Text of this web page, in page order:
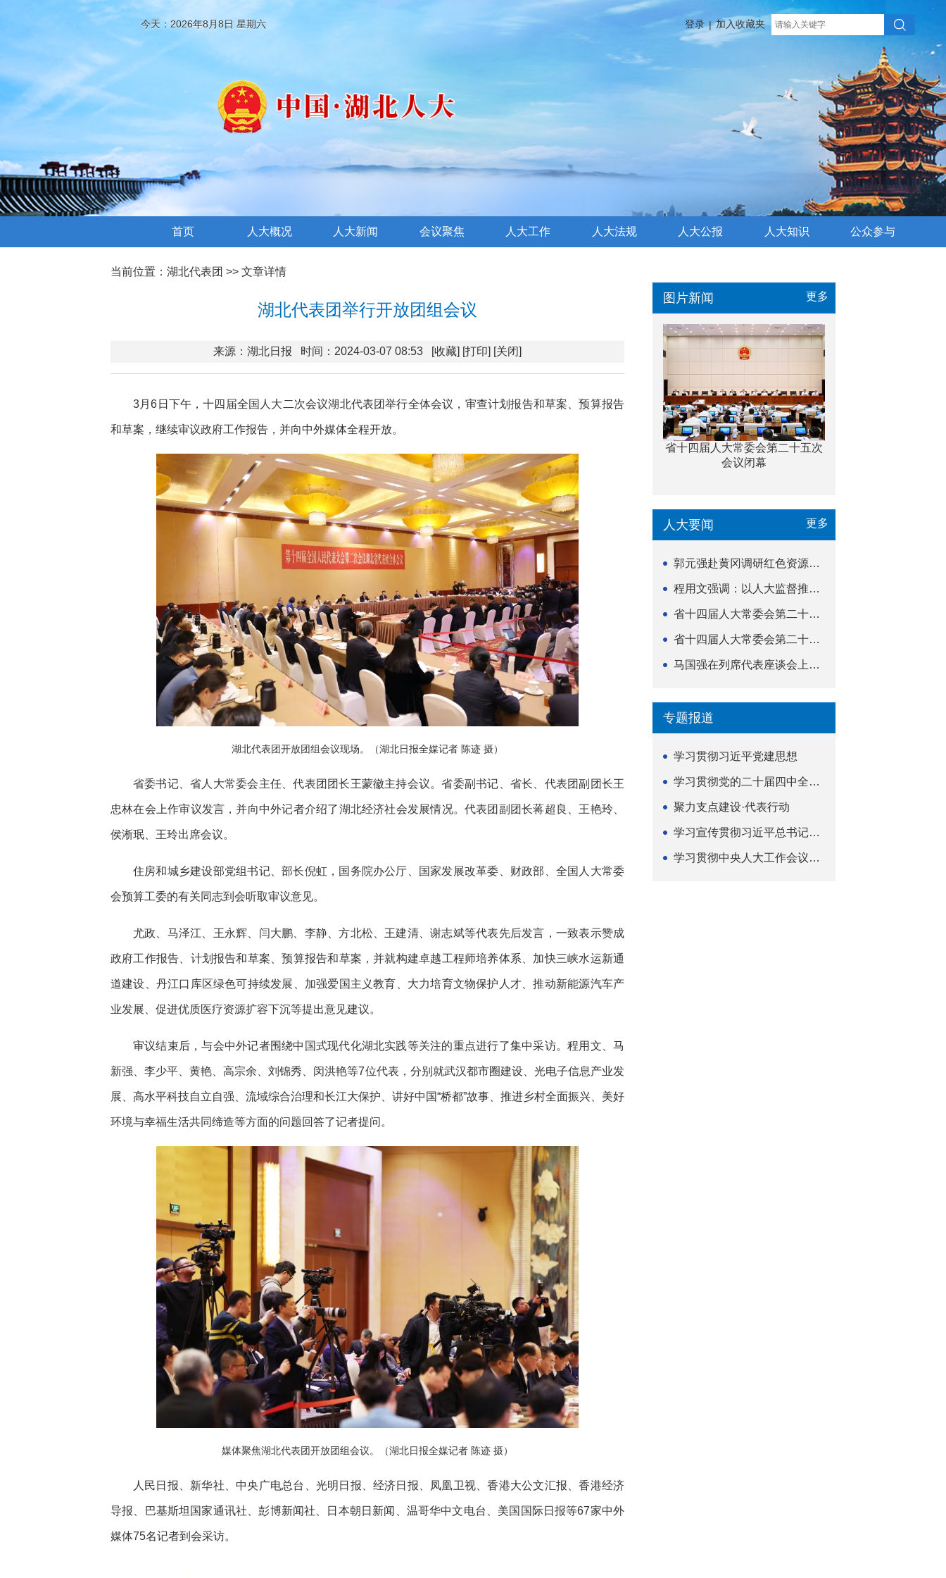
今天：2026年8月8日 星期六 登录 | 加入收藏夹
首页 人大概况 人大新闻 会议聚焦 人大工作 人大法规 人大公报 人大知识 公众参与
当前位置： 湖北代表团 >> 文章详情
湖北代表团举行开放团组会议
来源：湖北日报 时间：2024-03-07 08:53 [收藏] [打印] [关闭]
3月6日下午，十四届全国人大二次会议湖北代表团举行全体会议，审查计划报告和草案、预算报告
和草案，继续审议政府工作报告，并向中外媒体全程开放。
湖北代表团开放团组会议现场。（湖北日报全媒记者 陈迹 摄）
省委书记、省人大常委会主任、代表团团长王蒙徽主持会议。省委副书记、省长、代表团副团长王
忠林在会上作审议发言，并向中外记者介绍了湖北经济社会发展情况。代表团副团长蒋超良、王艳玲、
侯淅珉、王玲出席会议。
住房和城乡建设部党组书记、部长倪虹，国务院办公厅、国家发展改革委、财政部、全国人大常委
会预算工委的有关同志到会听取审议意见。
尤政、马泽江、王永辉、闫大鹏、李静、方北松、王建清、谢志斌等代表先后发言，一致表示赞成
政府工作报告、计划报告和草案、预算报告和草案，并就构建卓越工程师培养体系、加快三峡水运新通
道建设、丹江口库区绿色可持续发展、加强爱国主义教育、大力培育文物保护人才、推动新能源汽车产
业发展、促进优质医疗资源扩容下沉等提出意见建议。
审议结束后，与会中外记者围绕中国式现代化湖北实践等关注的重点进行了集中采访。程用文、马
新强、李少平、黄艳、高宗余、刘锦秀、闵洪艳等7位代表，分别就武汉都市圈建设、光电子信息产业发
展、高水平科技自立自强、流域综合治理和长江大保护、讲好中国“桥都”故事、推进乡村全面振兴、美好
环境与幸福生活共同缔造等方面的问题回答了记者提问。
媒体聚焦湖北代表团开放团组会议。（湖北日报全媒记者 陈迹 摄）
人民日报、新华社、中央广电总台、光明日报、经济日报、凤凰卫视、香港大公文汇报、香港经济
导报、巴基斯坦国家通讯社、彭博新闻社、日本朝日新闻、温哥华中文电台、美国国际日报等67家中外
媒体75名记者到会采访。
图片新闻 更多
省十四届人大常委会第二十五次
会议闭幕
人大要闻 更多
郭元强赴黄冈调研红色资源保护传承立法等工作
程用文强调：以人大监督推动科技金融高质量发展
省十四届人大常委会第二十五次会议闭幕
省十四届人大常委会第二十五次会议举行
马国强在列席代表座谈会上强调 以精准履职筑牢荆楚...
专题报道
学习贯彻习近平党建思想
学习贯彻党的二十届四中全会精神
聚力支点建设·代表行动
学习宣传贯彻习近平总书记关于坚持
学习贯彻中央人大工作会议精神